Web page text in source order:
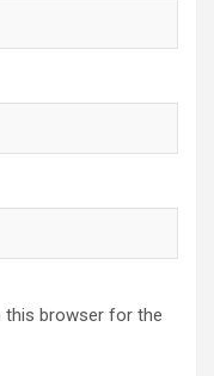
this browser for the